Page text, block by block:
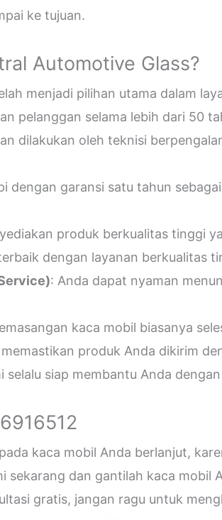
ke tujuan.
Automotive Glass?
menjadi pilihan utama dalam
pelanggan selama lebih dari 50
dilakukan oleh teknisi
dengan garansi satu tahun
produk berkualitas tinggi
dengan layanan berkualitas
: Anda dapat nyaman
kaca mobil biasanya
memastikan produk Anda dikirim
selalu siap membantu Anda
kaca mobil Anda berlanjut,
sekarang dan gantilah kaca
gratis, jangan ragu untuk